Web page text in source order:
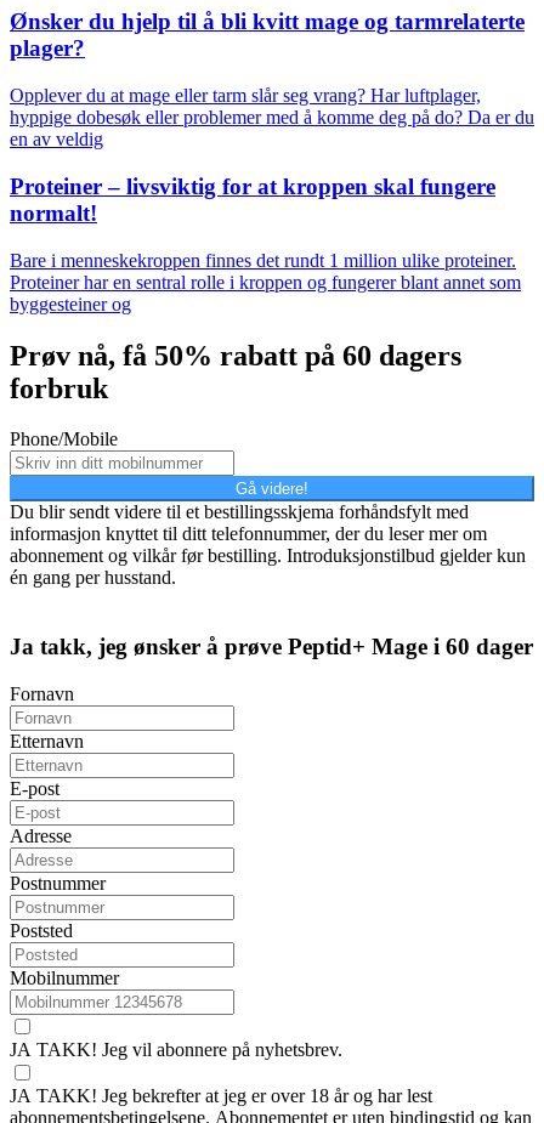
Ønsker du hjelp til å bli kvitt mage og tarmrelaterte
plager?
Opplever du at mage eller tarm slår seg vrang? Har luftplager,
hyppige dobesøk eller problemer med å komme deg på do? Da er du
en av veldig
Proteiner – livsviktig for at kroppen skal fungere
normalt!
Bare i menneskekroppen finnes det rundt 1 million ulike proteiner.
Proteiner har en sentral rolle i kroppen og fungerer blant annet som
byggesteiner og
Prøv nå, få 50% rabatt på 60 dagers
forbruk
Phone/Mobile
Gå videre!
Du blir sendt videre til et bestillingsskjema forhåndsfylt med
informasjon knyttet til ditt telefonnummer, der du leser mer om
abonnement og vilkår før bestilling. Introduksjonstilbud gjelder kun
én gang per husstand.
Ja takk, jeg ønsker å prøve Peptid+ Mage i 60 dager
Fornavn
Etternavn
E-post
Adresse
Postnummer
Poststed
Mobilnummer
JA TAKK! Jeg vil abonnere på nyhetsbrev.
JA TAKK! Jeg bekrefter at jeg er over 18 år og har lest
abonnementsbetingelsene. Abonnementet er uten bindingstid og kan